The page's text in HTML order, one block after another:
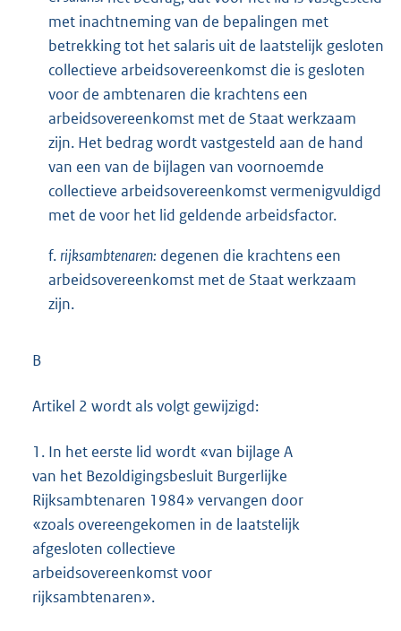
met inachtneming van de bepalingen met
betrekking tot het salaris uit de laatstelijk gesloten
collectieve arbeidsovereenkomst die is gesloten
voor de ambtenaren die krachtens een
arbeidsovereenkomst met de Staat werkzaam
zijn. Het bedrag wordt vastgesteld aan de hand
van een van de bijlagen van voornoemde
collectieve arbeidsovereenkomst vermenigvuldigd
met de voor het lid geldende arbeidsfactor.
f. rijksambtenaren: degenen die krachtens een
arbeidsovereenkomst met de Staat werkzaam
zijn.
B
Artikel 2 wordt als volgt gewijzigd:
1. In het eerste lid wordt «van bijlage A
van het Bezoldigingsbesluit Burgerlijke
Rijksambtenaren 1984» vervangen door
«zoals overeengekomen in de laatstelijk
afgesloten collectieve
arbeidsovereenkomst voor
rijksambtenaren».